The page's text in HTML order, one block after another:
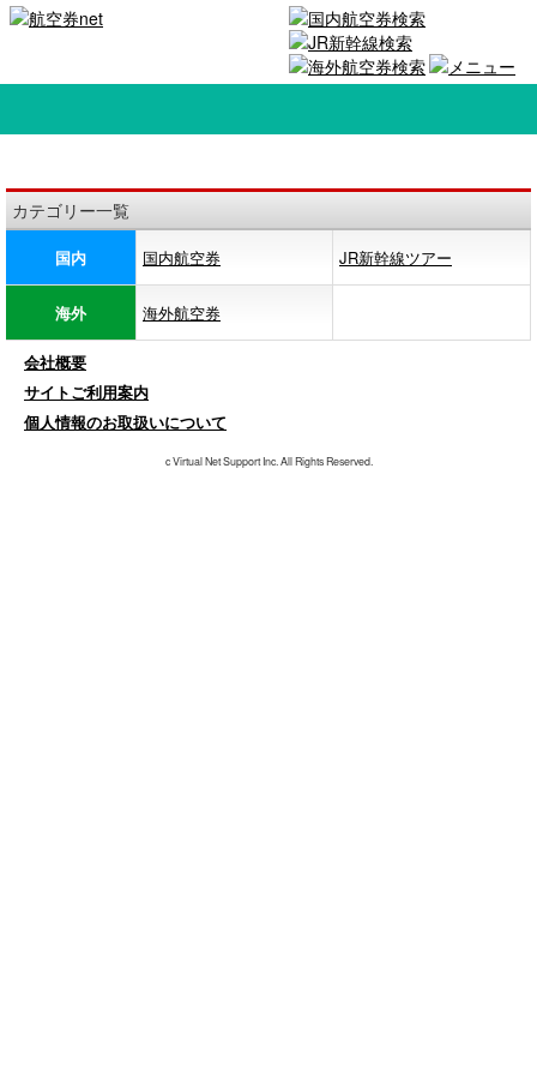
カテゴリー一覧
国内 国内航空券 JR新幹線ツアー
海外 海外航空券
会社概要
サイトご利用案内
個人情報のお取扱いについて
c Virtual Net Support Inc. All Rights Reserved.